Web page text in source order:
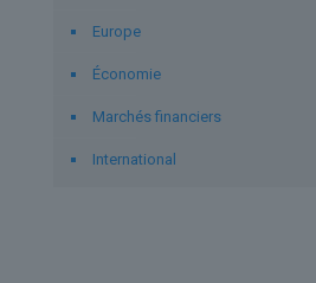
Europe
Économie
Marchés financiers
International